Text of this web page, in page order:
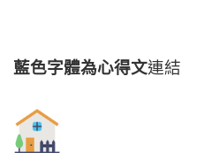
藍色字體為心得文連結